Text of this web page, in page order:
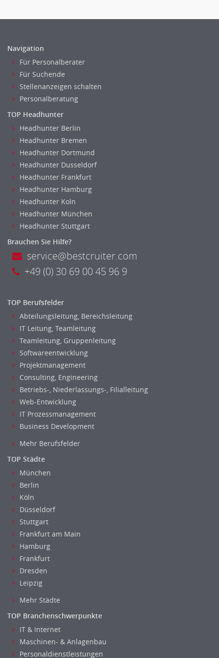
rec2rec
Recruiting, Personalmarketing
Referent
Anwaltschaft
Justiziariat, Rechtsabteilung
Notar-, Justizfachangestellter, Anwaltsfachgehilfe
Notariat
Richter, Justizbeamte
Analyst
Anlageberatung, Vermögensberatung
Asset-/Fonds-Management
Sicherheit
Banken, Finanzdienstleister und Versicherungen Finanzen
Firmenkundengeschäft
Investment-Banking
Kreditanalyse
Mergers & Acquisitions
Privatkundengeschäft
Mathematik, Produkt, Statistik
Versicherung: Sachbearbeitung
Ausbilder
Berufsschule
Erwachsenenbildung
Erzieher
Kindergarten, KiTa, Vorschule
Bildung & Soziales Leitung, Teamleitung
Fotografie, Video
Grafik- und Kommunikationsdesign
Medien-, Screen-, Webdesign
Modedesign, Schmuckdesign
Produktdesign, Industriedesign
Theater, Schauspiel, Musik, Tanz
Beschaffungslogistik
Disposition
Entsorgungslogistik
Fuhrparkmanagement
Versicherungen
Naturwissenschaften & Forschung
Navigation
Für Personalberater
Für Suchende
Stellenanzeigen schalten
Personalberatung
TOP Headhunter
Headhunter Berlin
Headhunter Bremen
Headhunter Dortmund
Headhunter Dusseldorf
Headhunter Frankfurt
Headhunter Hamburg
Headhunter Koln
Headhunter München
Headhunter Stuttgart
Brauchen Sie Hilfe?
service@bestcruiter.com
+49 (0) 30 69 00 45 96 9
TOP Berufsfelder
Abteilungsleitung, Bereichsleitung
IT Leitung, Teamleitung
Teamleitung, Gruppenleitung
Softwareentwicklung
Projektmanagement
Consulting, Engineering
Betriebs-, Niederlassungs-, Filialleitung
Web-Entwicklung
IT Prozessmanagement
Business Development
Mehr Berufsfelder
TOP Städte
München
Berlin
Köln
Düsseldorf
Stuttgart
Frankfurt am Main
Hamburg
Frankfurt
Dresden
Leipzig
Mehr Städte
TOP Branchenschwerpunkte
IT & Internet
Maschinen- & Anlagenbau
Personaldienstleistungen